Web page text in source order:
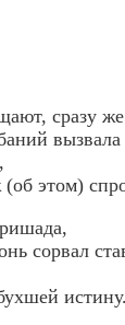
сразу
вызвала
этом)
сорвал
истину.